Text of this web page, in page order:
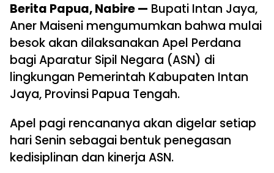
Berita Papua, Nabire — Bupati Intan Jaya,
Aner Maiseni mengumumkan bahwa mulai
besok akan dilaksanakan Apel Perdana
bagi Aparatur Sipil Negara (ASN) di
lingkungan Pemerintah Kabupaten Intan
Jaya, Provinsi Papua Tengah.
Apel pagi rencananya akan digelar setiap
hari Senin sebagai bentuk penegasan
kedisiplinan dan kinerja ASN.